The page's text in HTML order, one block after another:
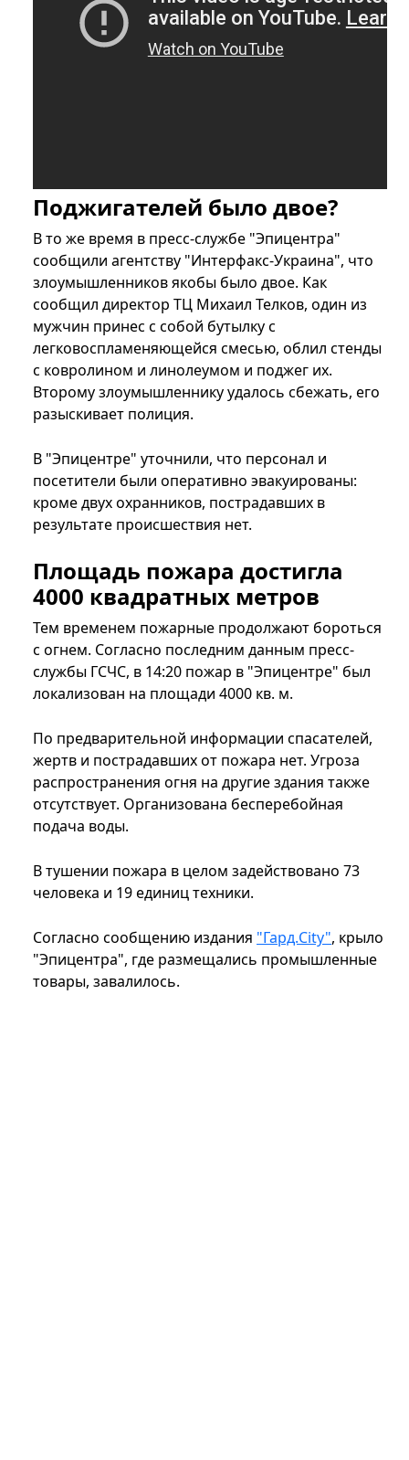
Поджигателей было двое?
В то же время в пресс-службе "Эпицентра"
сообщили агентству "Интерфакс-Украина", что
злоумышленников якобы было двое. Как
сообщил директор ТЦ Михаил Телков, один из
мужчин принес с собой бутылку с
легковоспламеняющейся смесью, облил стенды
с ковролином и линолеумом и поджег их.
Второму злоумышленнику удалось сбежать, его
разыскивает полиция.
В "Эпицентре" уточнили, что персонал и
посетители были оперативно эвакуированы:
кроме двух охранников, пострадавших в
результате происшествия нет.
Площадь пожара достигла
4000 квадратных метров
Тем временем пожарные продолжают бороться
с огнем. Согласно последним данным пресс-
службы ГСЧС, в 14:20 пожар в "Эпицентре" был
локализован на площади 4000 кв. м.
По предварительной информации спасателей,
жертв и пострадавших от пожара нет. Угроза
распространения огня на другие здания также
отсутствует. Организована бесперебойная
подача воды.
В тушении пожара в целом задействовано 73
человека и 19 единиц техники.
Согласно сообщению издания "Гард.City", крыло
"Эпицентра", где размещались промышленные
товары, завалилось.